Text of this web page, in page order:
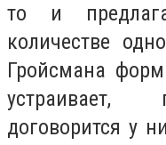
то и
количестве
Гройсмана
устраивает,
договорится у